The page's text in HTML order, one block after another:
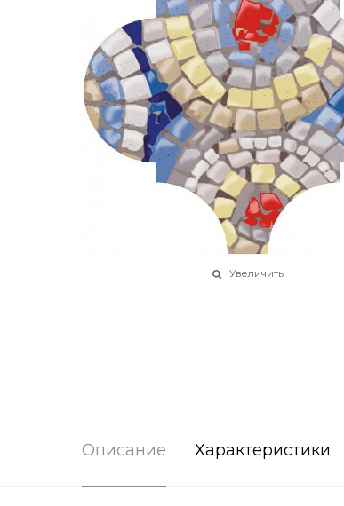
Увеличить
Описание Характеристики